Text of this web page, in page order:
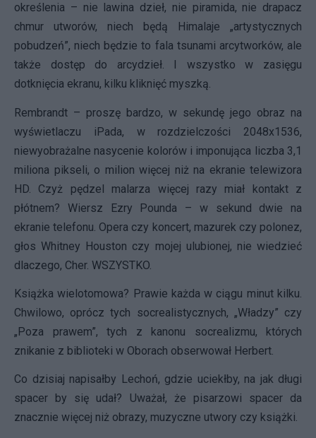
określenia – nie lawina dzieł, nie piramida, nie drapacz
chmur utworów, niech będą Himalaje „artystycznych
pobudzeń”, niech będzie to fala tsunami arcytworków, ale
także dostęp do arcydzieł. I wszystko w zasięgu
dotknięcia ekranu, kilku kliknięć myszką.
Rembrandt – proszę bardzo, w sekundę jego obraz na
wyświetlaczu iPada, w rozdzielczości 2048x1536,
niewyobrażalne nasycenie kolorów i imponująca liczba 3,1
miliona pikseli, o milion więcej niż na ekranie telewizora
HD. Czyż pędzel malarza więcej razy miał kontakt z
płótnem? Wiersz Ezry Pounda – w sekund dwie na
ekranie telefonu. Opera czy koncert, mazurek czy polonez,
głos Whitney Houston czy mojej ulubionej, nie wiedzieć
dlaczego, Cher. WSZYSTKO.
Książka wielotomowa? Prawie każda w ciągu minut kilku.
Chwilowo, oprócz tych socrealistycznych, „Władzy” czy
„Poza prawem”, tych z kanonu socrealizmu, których
znikanie z biblioteki w Oborach obserwował Herbert.
Co dzisiaj napisałby Lechoń, gdzie uciekłby, na jak długi
spacer by się udał? Uważał, że pisarzowi spacer da
znacznie więcej niż obrazy, muzyczne utwory czy książki.